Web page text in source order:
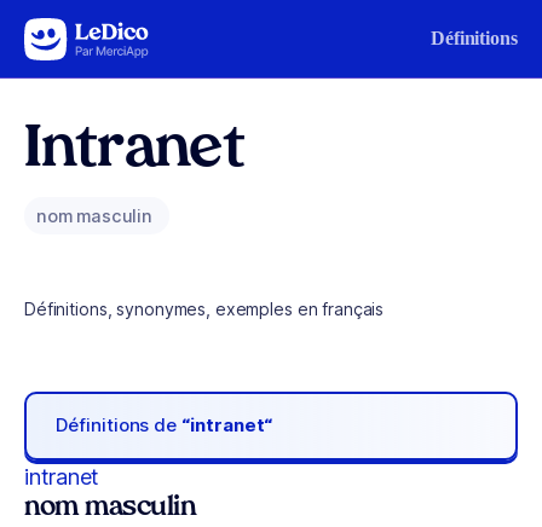
Aller au contenu Définitions
Intranet
nom masculin
Définitions, synonymes, exemples en français
Définitions de “intranet“
intranet
nom masculin